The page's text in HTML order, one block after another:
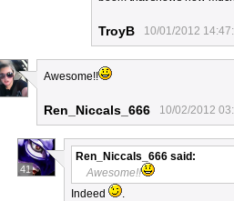
TroyB 10/01/2012
Awesome!!
Ren_Niccals_666 10/02/2012
41
Ren_Niccals_666 said:
Awesome!!
Indeed
.